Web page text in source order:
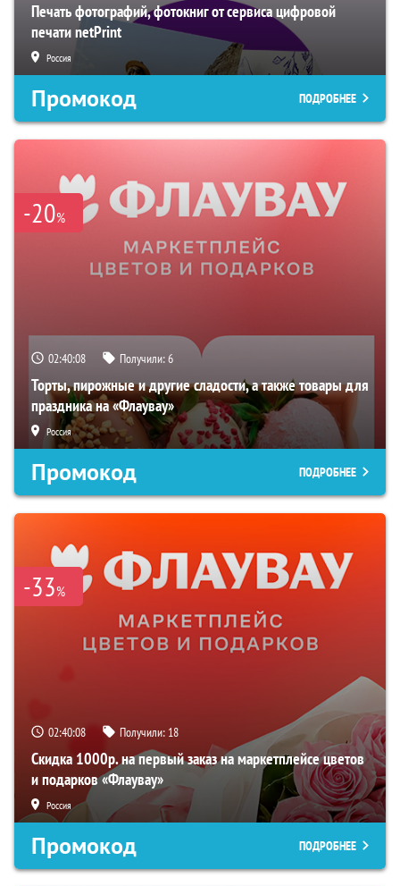
Печать фотографий, фотокниг от сервиса цифровой
печати netPrint
Россия
Промокод ПОДРОБНЕЕ
-20%
02:40:07 Получили:6
Торты, пирожные и другие сладости, а также товары для
праздника на «Флаувау»
Россия
Промокод ПОДРОБНЕЕ
-33%
02:40:07 Получили: 18
Скидка 1000р. на первый заказ на маркетплейсе цветов
и подарков «Флаувау»
Россия
Промокод ПОДРОБНЕЕ